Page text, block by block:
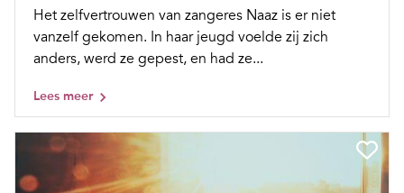
Het zelfvertrouwen van zangeres Naaz is er niet
vanzelf gekomen. In haar jeugd voelde zij zich
anders, werd ze gepest, en had ze...
Lees meer